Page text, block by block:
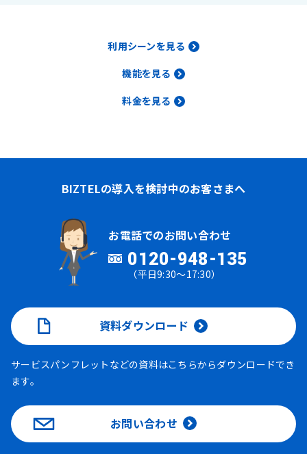
利用シーンを見る
機能を見る
料金を見る
BIZTELの導入を検討中のお客さまへ
お電話でのお問い合わせ
0120-948-135
（平日9:30～17:30）
資料ダウンロード
サービスパンフレットなどの資料はこちらからダウンロードでき
ます。
お問い合わせ